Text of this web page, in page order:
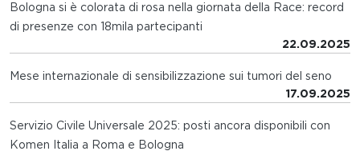
Bologna si è colorata di rosa nella giornata della Race: record
di presenze con 18mila partecipanti
22.09.2025
Mese internazionale di sensibilizzazione sui tumori del seno
17.09.2025
Servizio Civile Universale 2025: posti ancora disponibili con
Komen Italia a Roma e Bologna